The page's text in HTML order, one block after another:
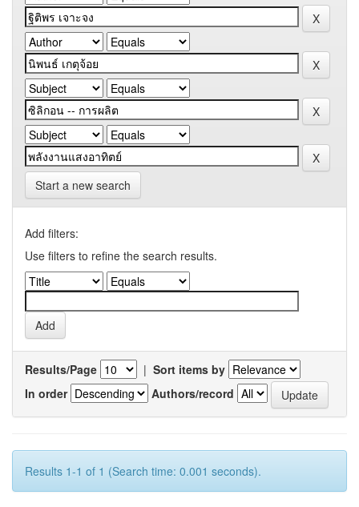
Start a new search
Add filters:
Use filters to refine the search results.
Results/Page | Sort items by
In order
Authors/record
Results 1-1 of 1 (Search time: 0.001 seconds).